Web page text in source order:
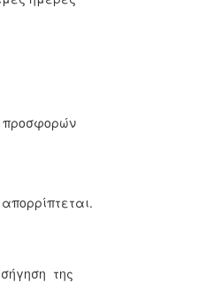
προσφορών
της